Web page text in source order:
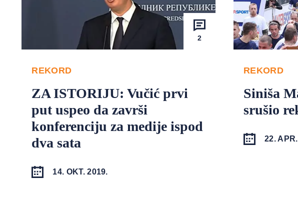
2
REKORD
ZA ISTORIJU: Vučić prvi
put uspeo da završi
konferenciju za medije ispod
dva sata
14. OKT. 2019.
REKORD
Siniša
srušio
22.